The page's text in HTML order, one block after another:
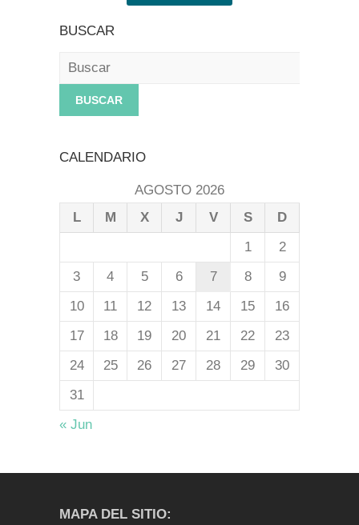
BUSCAR
Buscar
CALENDARIO
AGOSTO 2026
L
M X J V S
D
1
2
3
4 5 6 7 8
9
10
11 12 13 14 15
16
17
18 19 20 21 22
23
24
25 26 27 28 29
30
31
« Jun
MAPA DEL SITIO: